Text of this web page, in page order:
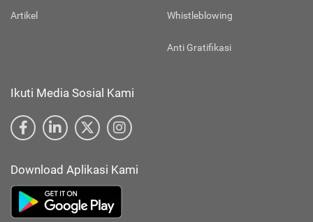
Artikel Whistleblowing
Anti Gratifikasi
Ikuti Media Sosial Kami
Download Aplikasi Kami